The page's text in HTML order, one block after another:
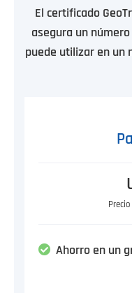
El certificado
asegura un
puede utilizar en un
Ahorro en un